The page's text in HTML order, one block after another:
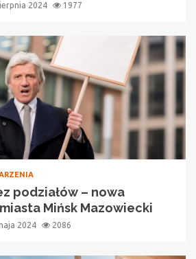
2024 1977
podziałów – nowa
Mińsk Mazowiecki
2024 2086